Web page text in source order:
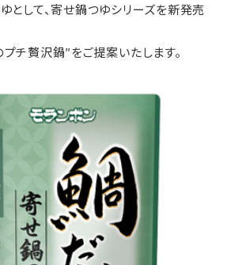
として、寄せ鍋つゆシリーズを新発売
チ贅沢鍋″をご提案いたします。